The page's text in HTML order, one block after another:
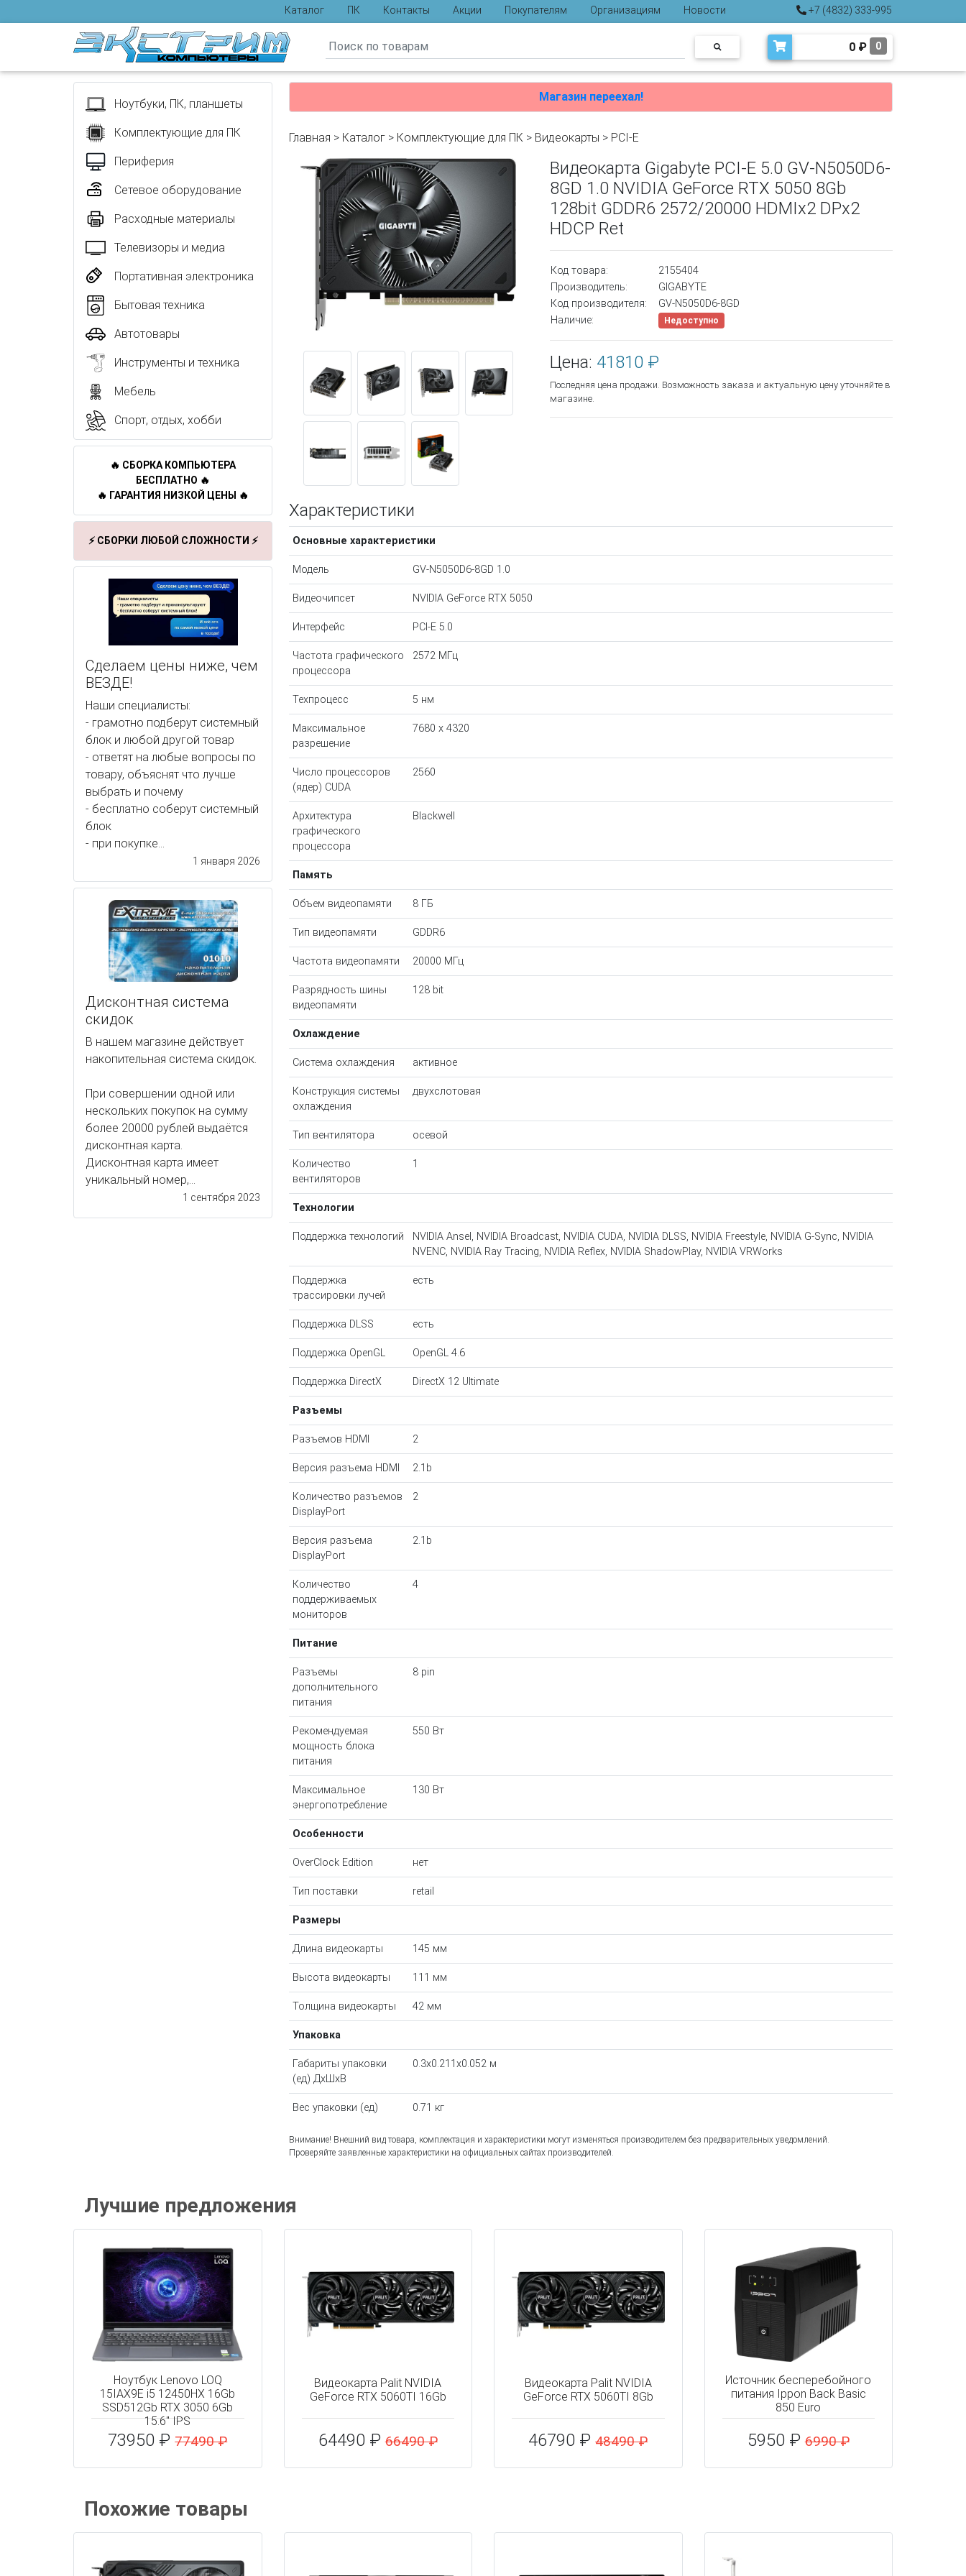
Каталог ПК Контакты Акции Покупателям Организациям
Новости
Отзывы
+7 (4832) 333-995
0 ₽ 0
Ноутбуки, ПК, планшеты
Комплектующие для ПК
Периферия
Сетевое оборудование
Расходные материалы
Телевизоры и медиа
Портативная электроника
Бытовая техника
Автотовары
Инструменты и техника
Мебель
Спорт, отдых, хобби
🔥 СБОРКА КОМПЬЮТЕРА
БЕСПЛАТНО 🔥
🔥 ГАРАНТИЯ НИЗКОЙ ЦЕНЫ 🔥
⚡ СБОРКИ ЛЮБОЙ СЛОЖНОСТИ ⚡
Сделаем цены ниже, чем
ВЕЗДЕ!
Наши специалисты:
- грамотно подберут системный
блок и любой другой товар
- ответят на любые вопросы по
товару, объяснят что лучше
выбрать и почему
- бесплатно соберут системный
блок
- при покупке...
1 января 2026
Дисконтная система
скидок
В нашем магазине действует
накопительная система скидок.
При совершении одной или
нескольких покупок на сумму
более 20000 рублей выдаётся
дисконтная карта.
Дисконтная карта имеет
уникальный номер,...
1 сентября 2023
Магазин переехал!
Главная > Каталог > Комплектующие для ПК > Видеокарты > PCI-E
Видеокарта Gigabyte PCI-E 5.0 GV-N5050D6-
8GD 1.0 NVIDIA GeForce RTX 5050 8Gb
128bit GDDR6 2572/20000 HDMIx2 DPx2
HDCP Ret
Код товара:
2155404
Производитель:
GIGABYTE
Код производителя:
GV-N5050D6-8GD
Наличие:
Недоступно
Цена: 41810 ₽
Последняя цена продажи. Возможность заказа и актуальную цену уточняйте в
магазине.
Характеристики
Основные характеристики
Модель GV-N5050D6-8GD 1.0
Видеочипсет NVIDIA GeForce RTX 5050
Интерфейс PCI-E 5.0
Частота графического
процессора
2572 МГц
Техпроцесс 5 нм
Максимальное
разрешение
7680 х 4320
Число процессоров
(ядер) CUDA
2560
Архитектура
графического
процессора
Blackwell
Память
Объем видеопамяти 8 ГБ
Тип видеопамяти GDDR6
Частота видеопамяти 20000 МГц
Разрядность шины
видеопамяти
128 bit
Охлаждение
Система охлаждения активное
Конструкция системы
охлаждения
двухслотовая
Тип вентилятора осевой
Количество
вентиляторов
1
Технологии
Поддержка технологий
NVIDIA Ansel, NVIDIA Broadcast, NVIDIA CUDA, NVIDIA DLSS, NVIDIA Freestyle, NVIDIA G-Sync, NVIDIA
NVENC, NVIDIA Ray Tracing, NVIDIA Reflex, NVIDIA ShadowPlay, NVIDIA VRWorks
Поддержка
трассировки лучей
есть
Поддержка DLSS есть
Поддержка OpenGL OpenGL 4.6
Поддержка DirectX DirectX 12 Ultimate
Разъемы
Разъемов HDMI 2
Версия разъема HDMI 2.1b
Количество разъемов
DisplayPort
2
Версия разъема
DisplayPort
2.1b
Количество
поддерживаемых
мониторов
4
Питание
Разъемы
дополнительного
питания
8 pin
Рекомендуемая
мощность блока
питания
550 Вт
Максимальное
энергопотребление
130 Вт
Особенности
OverClock Edition нет
Тип поставки retail
Размеры
Длина видеокарты 145 мм
Высота видеокарты 111 мм
Толщина видеокарты 42 мм
Упаковка
Габариты упаковки
(ед) ДхШхВ
0.3x0.211x0.052 м
Вес упаковки (ед) 0.71 кг
Внимание! Внешний вид товара, комплектация и характеристики могут изменяться производителем без предварительных уведомлений.
Проверяйте заявленные характеристики на официальных сайтах производителей.
Лучшие предложения
Ноутбук Lenovo LOQ
15IAX9E i5 12450HX 16Gb
SSD512Gb RTX 3050 6Gb
15.6" IPS
73950 ₽77490 ₽
Видеокарта Palit NVIDIA
GeForce RTX 5060TI 16Gb
64490 ₽66490 ₽
Видеокарта Palit NVIDIA
GeForce RTX 5060TI 8Gb
46790 ₽48490 ₽
Источник бесперебойного
питания Ippon Back Basic
850 Euro
5950 ₽6990 ₽
Похожие товары